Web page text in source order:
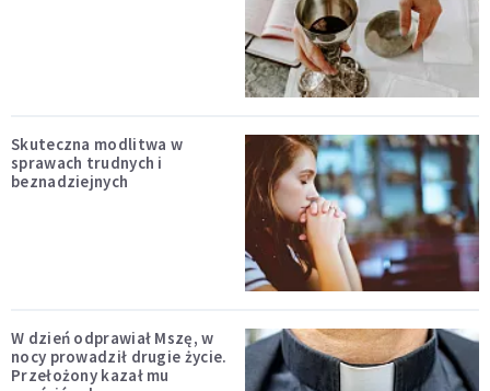
Skuteczna modlitwa w
sprawach trudnych i
beznadziejnych
W dzień odprawiał Mszę, w
nocy prowadził drugie życie.
Przełożony kazał mu